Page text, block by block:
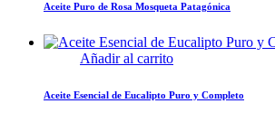
Aceite Puro de Rosa Mosqueta Patagónica
Añadir al carrito
Aceite Esencial de Eucalipto Puro y Completo